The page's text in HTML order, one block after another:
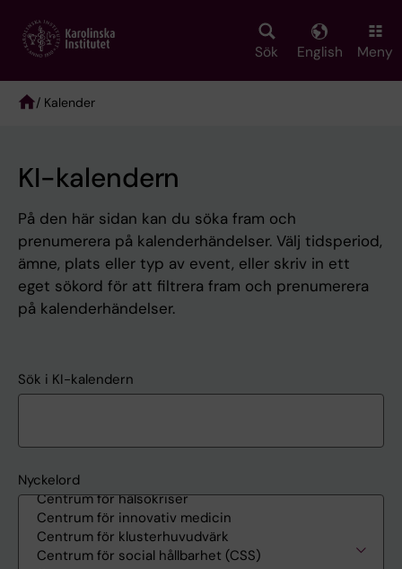
main
Sök English Meny
/ Kalender
KI-kalendern
På den här sidan kan du söka fram och
prenumerera på kalenderhändelser. Välj tidsperiod,
ämne, plats eller typ av event, eller skriv in ett
eget sökord för att filtrera fram och prenumerera
på kalenderhändelser.
Sök i KI-kalendern
Nyckelord